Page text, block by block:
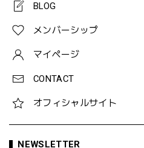
BLOG
メンバーシップ
マイページ
CONTACT
オフィシャルサイト
NEWSLETTER